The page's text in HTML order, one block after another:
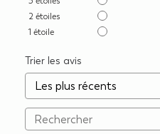
2 étoiles
1 étoile
Trier les avis